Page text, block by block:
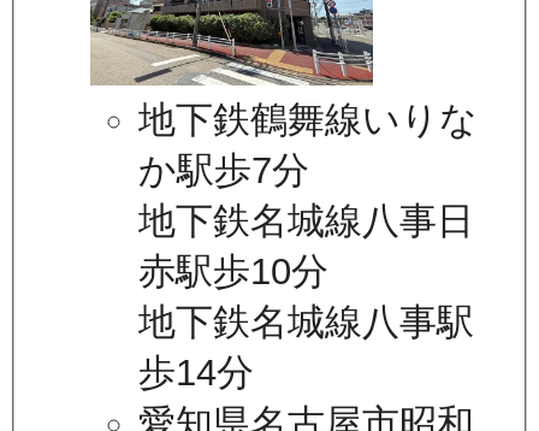
地下鉄鶴舞線いりな
か駅歩7分
地下鉄名城線八事日
赤駅歩10分
地下鉄名城線八事駅
歩14分